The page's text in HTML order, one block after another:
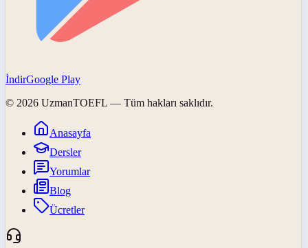
İndirGoogle Play
© 2026 UzmanTOEFL — Tüm hakları saklıdır.
Anasayfa
Dersler
Yorumlar
Blog
Ücretler